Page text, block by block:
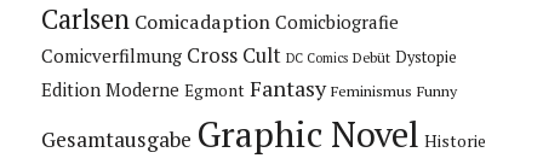
Carlsen Comicadaption Comicbiografie
Comicverfilmung Cross Cult DC Comics Debüt Dystopie
Edition Moderne Egmont Fantasy Feminismus Funny
Gesamtausgabe Graphic Novel Historie